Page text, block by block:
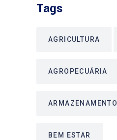
Tags
AGRICULTURA
AGROPECUÁRIA
ARMAZENAMENTO
BEM ESTAR